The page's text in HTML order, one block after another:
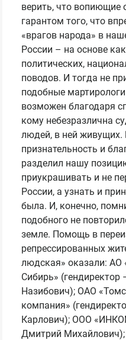
верить, что вопиющие
гарантом того, что
«врагов народа» в
России – на основе
политических,
поводов. И тогда не
подобные
возможен благодаря
кому небезразлична
людей, в ней
признательность и
разделил нашу
приукрашивать и не
России, а узнать и
была. И, конечно,
подобного не
земле. Помощь в
репрессированных
людская» оказали: АО
Сибирь»
Назибович); ОАО
компания»
Карлович); ООО
Дмитрий